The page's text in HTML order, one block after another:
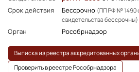
Срок действия
Бессрочно (ПП РФ № 1490
свидетельства бессрочны)
Орган Рособрнадзор
Выписка из реестра аккредитованных
Проверить в реестре Рособрнадзора